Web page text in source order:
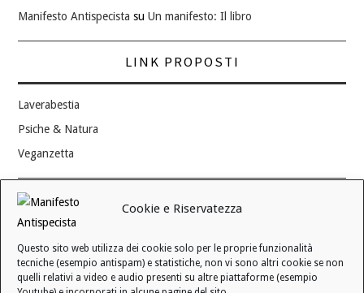
Cookie e Riservatezza
Questo sito web utilizza dei cookie solo per le proprie funzionalità
tecniche (esempio antispam) e statistiche, non vi sono altri cookie se non
quelli relativi a video e audio presenti su altre piattaforme (esempio
Manifesto Antispecista suUn manifesto: Il libro
LINK PROPOSTI
Laverabestia
Psiche & Natura
Veganzetta
Modifica consenso ai cookie
REVOCA IL TUO CONSENSO
Stato attuale: Negato